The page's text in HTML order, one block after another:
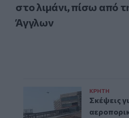
στο λιμάνι, πίσω από
Άγγλων
ΚΡΗΤΗ
Σκέψεις